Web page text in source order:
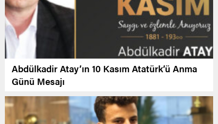
Abdülkadir Atay’ın 10 Kasım Atatürk’ü Anma
Günü Mesajı